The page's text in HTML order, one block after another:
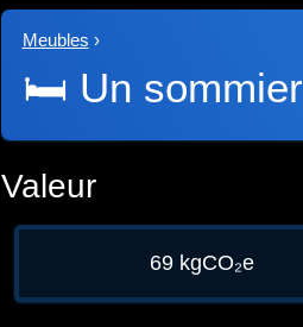
Meubles ›
🛏️ Un sommier
Valeur
69 kgCO₂e